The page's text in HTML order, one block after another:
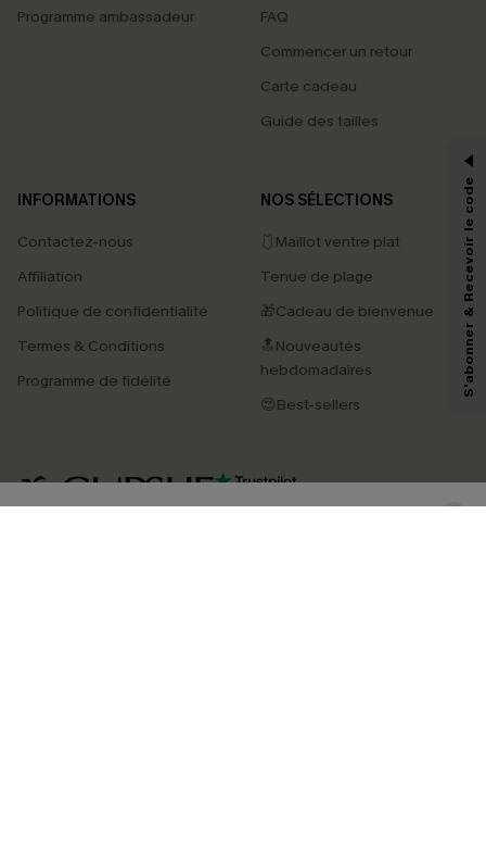
Programme ambassadeur
FAQ
Commencer un retour
Carte cadeau
Guide des tailles
INFORMATIONS
Contactez-nous
Affiliation
Politique de confidentialité
Termes & Conditions
Programme de fidélité
NOS SÉLECTIONS
🩱Maillot ventre plat
Tenue de plage
🎁Cadeau de bienvenue
🔝Nouveautés
hebdomadaires
😍Best-sellers
4.4
PROFITEZ DE -15%
marketing (y compris du contenu généré par l'IA) de Cupshe et
pouvons utiliser les données collectées sur notre site ainsi que des
savoir si ceux-ci ont été ouverts, de mesurer votre engagement, de
personnaliser nos contenus et nos offres, et de vous recommander des
produits susceptibles de vous intéresser, conformément à notre
Politique de
. Vous pouvez vous désabonner à tout moment.
S'abonner & Recevoir le code